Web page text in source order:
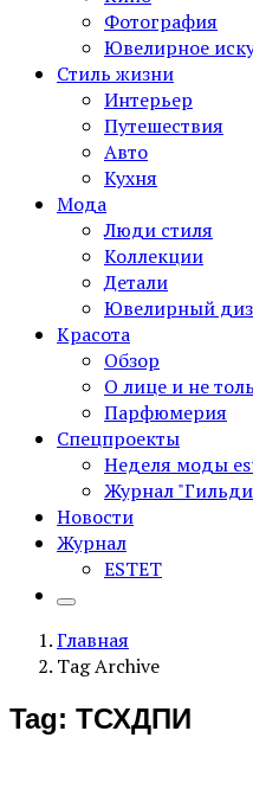
Фотография
Ювелирное
Стиль жизни
Интерьер
Путешествия
Авто
Кухня
Мода
Люди стиля
Коллекции
Детали
Ювелирный
Красота
Обзор
О лице и не
Парфюмерия
Спецпроекты
Неделя моды
Журнал
Новости
Журнал
ESTET
Главная
Tag Archive
Tag: ТСХДПИ